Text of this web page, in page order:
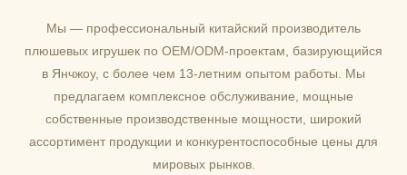
Мы — профессиональный китайский производитель
плюшевых игрушек по OEM/ODM-проектам, базирующийся
в Янчжоу, с более чем 13-летним опытом работы. Мы
предлагаем комплексное обслуживание, мощные
собственные производственные мощности, широкий
ассортимент продукции и конкурентоспособные цены для
мировых рынков.